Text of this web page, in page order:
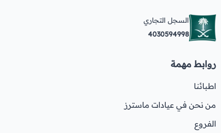
السجل التجاري
4030594998
روابط مهمة
اطبائنا
من نحن في عيادات ماسترز
الفروع